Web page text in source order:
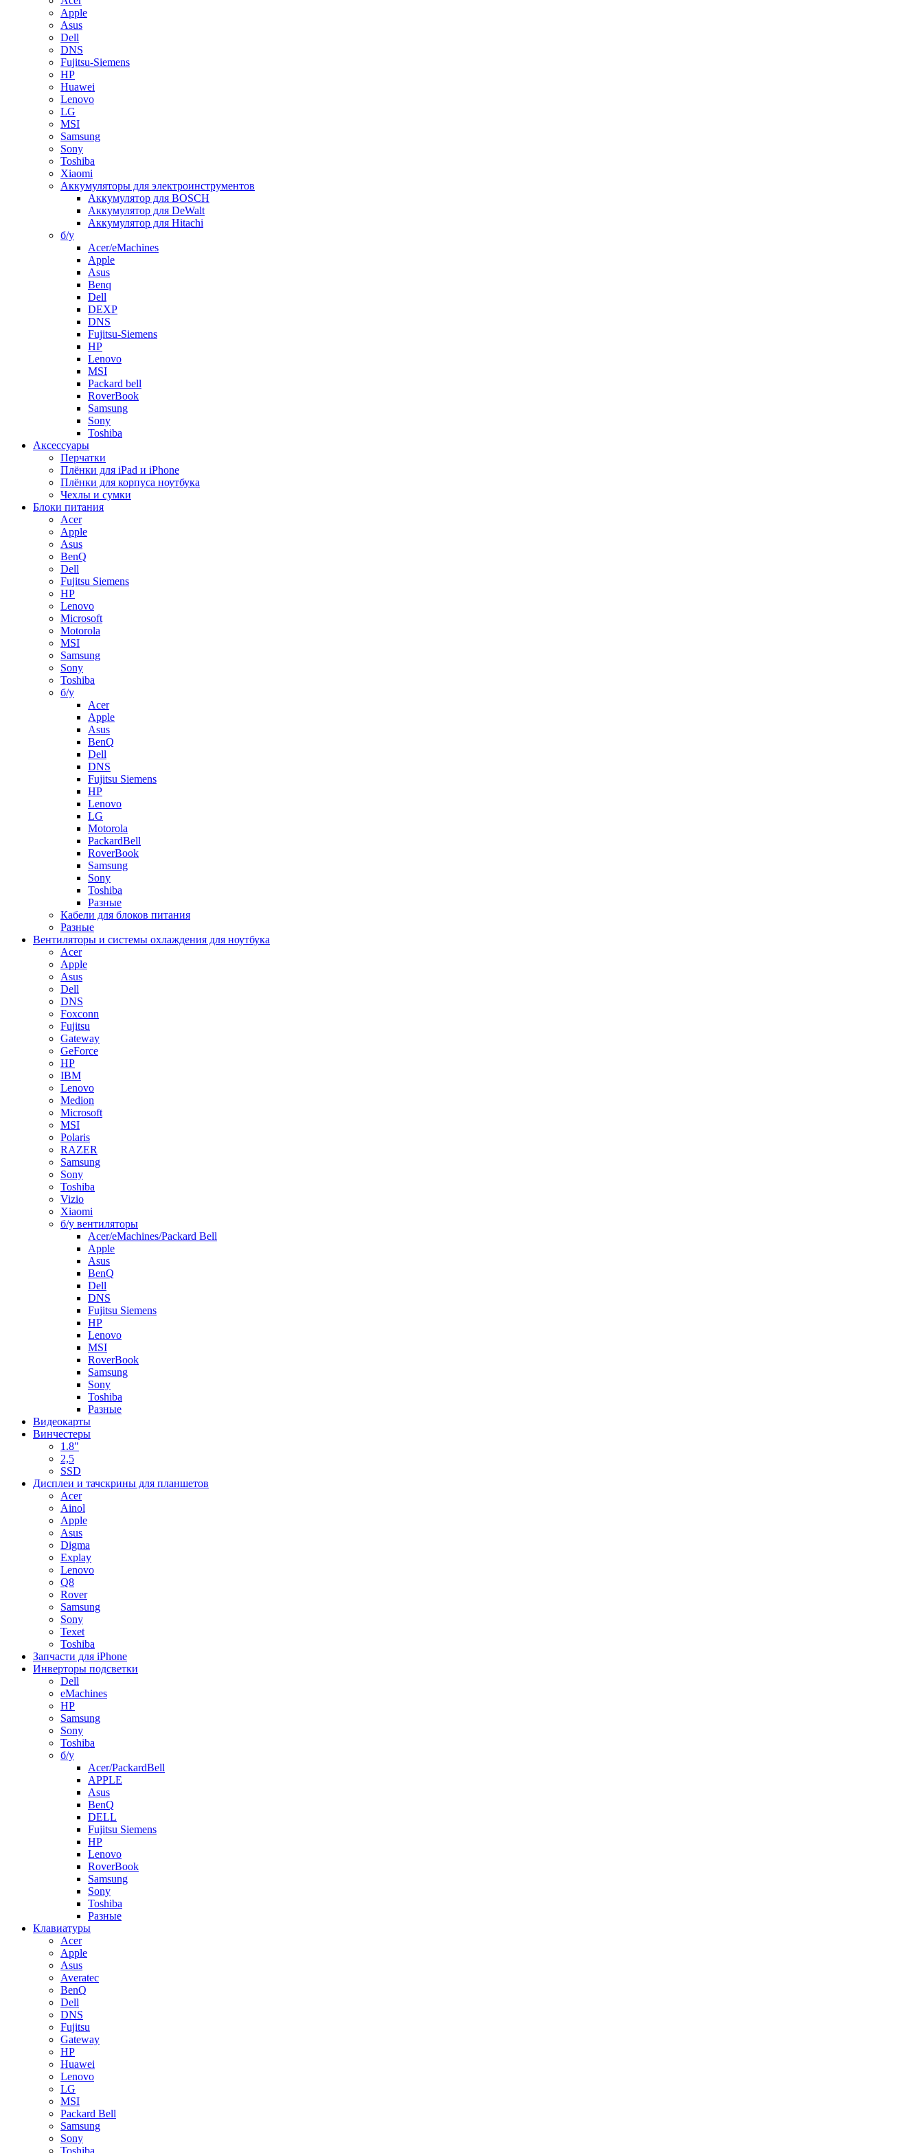
Apple
Asus
Dell
DNS
Fujitsu-Siemens
HP
Huawei
Lenovo
LG
MSI
Samsung
Sony
Toshiba
Xiaomi
Аккумуляторы для электроинструментов
Аккумулятор для BOSCH
Аккумулятор для DeWalt
Аккумулятор для Hitachi
б/у
Acer/eMachines
Apple
Asus
Benq
Dell
DEXP
DNS
Fujitsu-Siemens
HP
Lenovo
MSI
Packard bell
RoverBook
Samsung
Sony
Toshiba
Аксессуары
Перчатки
Плёнки для iPad и iPhone
Плёнки для корпуса ноутбука
Чехлы и сумки
Блоки питания
Acer
Apple
Asus
BenQ
Dell
Fujitsu Siemens
HP
Lenovo
Microsoft
Motorola
MSI
Samsung
Sony
Toshiba
б/у
Acer
Apple
Asus
BenQ
Dell
DNS
Fujitsu Siemens
HP
Lenovo
LG
Motorola
PackardBell
RoverBook
Samsung
Sony
Toshiba
Разные
Кабели для блоков питания
Разные
Вентиляторы и системы охлаждения для ноутбука
Acer
Apple
Asus
Dell
DNS
Foxconn
Fujitsu
Gateway
GeForce
HP
IBM
Lenovo
Medion
Microsoft
MSI
Polaris
RAZER
Samsung
Sony
Toshiba
Vizio
Xiaomi
б/у вентиляторы
Acer/eMachines/Packard Bell
Apple
Asus
BenQ
Dell
DNS
Fujitsu Siemens
HP
Lenovo
MSI
RoverBook
Samsung
Sony
Toshiba
Разные
Видеокарты
Винчестеры
1.8"
2,5
SSD
Дисплеи и тачскрины для планшетов
Acer
Ainol
Apple
Asus
Digma
Explay
Lenovo
Q8
Rover
Samsung
Sony
Texet
Toshiba
Запчасти для iPhone
Инверторы подсветки
Dell
eMachines
HP
Samsung
Sony
Toshiba
б/у
Acer/PackardBell
APPLE
Asus
BenQ
DELL
Fujitsu Siemens
HP
Lenovo
RoverBook
Samsung
Sony
Toshiba
Разные
Клавиатуры
Acer
Apple
Asus
Averatec
BenQ
Dell
DNS
Fujitsu
Gateway
HP
Huawei
Lenovo
LG
MSI
Packard Bell
Samsung
Sony
Toshiba